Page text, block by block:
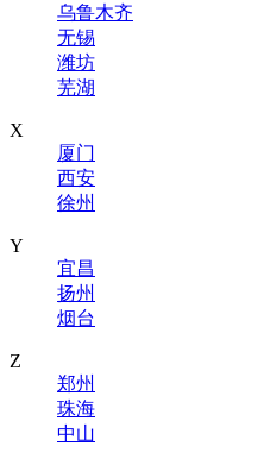
乌鲁木齐
无锡
潍坊
芜湖
X
厦门
西安
徐州
Y
宜昌
扬州
烟台
Z
郑州
珠海
中山